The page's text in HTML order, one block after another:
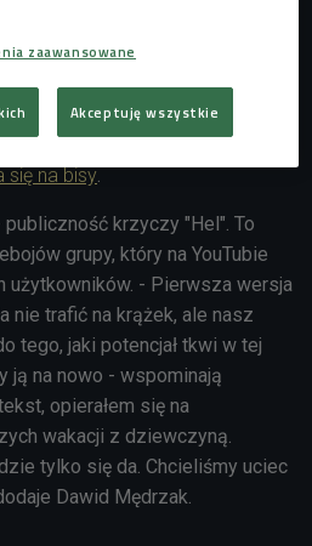
każdy koncert -
-W trasie, która za nami,
nie wszystko trzeba podawać na
rządzi się swoją dynamiką i
się na bisy.
krzyczy "Hel". To
grupy, który na YouTubie
użytkowników. - Pierwsza wersja
nie trafić na krążek, ale nasz
tego, jaki potencjał tkwi w tej
ją na nowo - wspominają
opierałem się na
wakacji z dziewczyną.
tylko się da. Chcieliśmy uciec
Dawid Mędrzak.
zaawansowane
Akceptuję wszystkie